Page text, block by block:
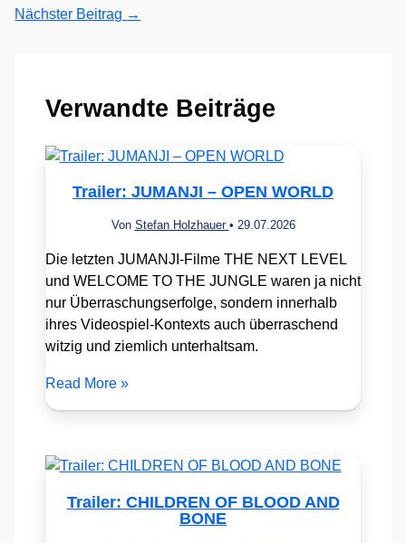
Nächster Beitrag →
Verwandte Beiträge
Trailer: JUMANJI – OPEN WORLD
Von Stefan Holzhauer • 29.07.2026
Die letzten JUMANJI-Filme THE NEXT LEVEL
und WELCOME TO THE JUNGLE waren ja nicht
nur Überraschungserfolge, sondern innerhalb
ihres Videospiel-Kontexts auch überraschend
witzig und ziemlich unterhaltsam.
Read More »
Trailer: CHILDREN OF BLOOD AND
BONE